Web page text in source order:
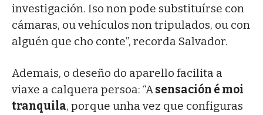
investigación. Iso non pode substituírse con
cámaras, ou vehículos non tripulados, ou con
alguén que cho conte”, recorda Salvador.
Ademais, o deseño do aparello facilita a
viaxe a calquera persoa: “Asensación é moi
tranquila, porque unha vez que configuras